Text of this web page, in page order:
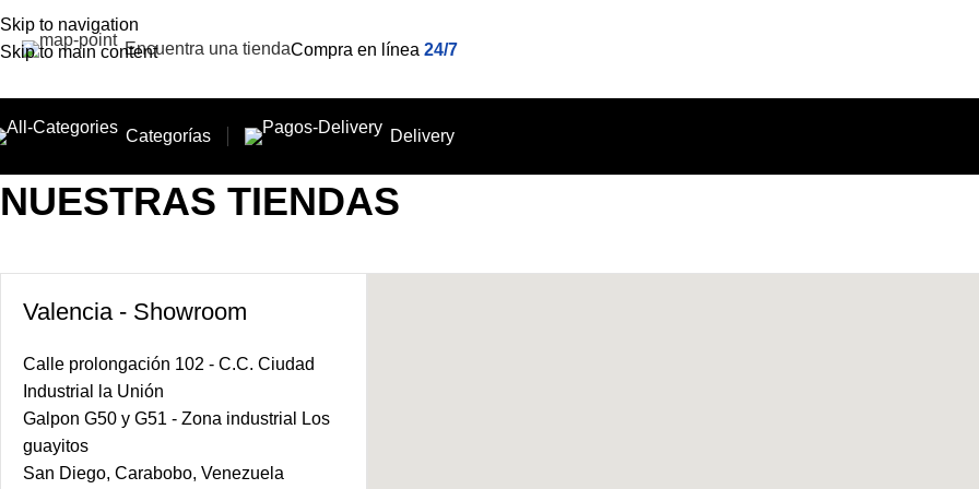
Skip to navigation
Skip to main contentEncuentra una tiendaCompra en línea 24/7
Categorías
Delivery
NUESTRAS TIENDAS
Valencia - Showroom
Calle prolongación 102 - C.C. Ciudad
Industrial la Unión
Galpon G50 y G51 - Zona industrial Los
guayitos
San Diego, Carabobo, Venezuela